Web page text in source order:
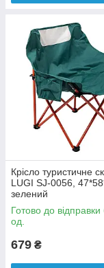
Крісло туристичне
LUGI SJ-0056,
зелений
Готово до
од.
679 ₴